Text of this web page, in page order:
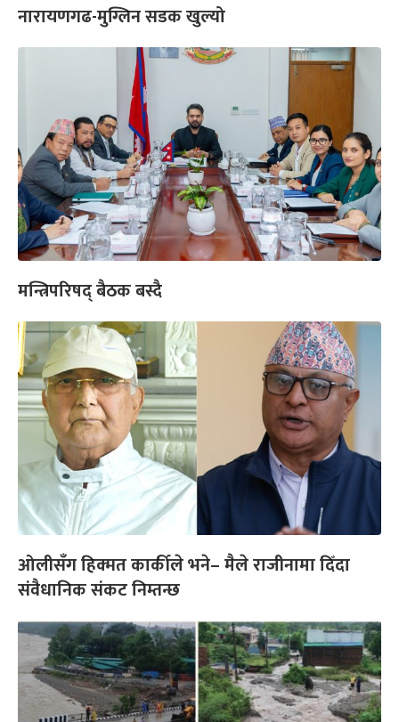
नारायणगढ-मुग्लिन सडक खुल्यो
मन्त्रिपरिषद् बैठक बस्दै
ओलीसँग हिक्मत कार्कीले भने– मैले राजीनामा दिँदा
संवैधानिक संकट निम्तन्छ